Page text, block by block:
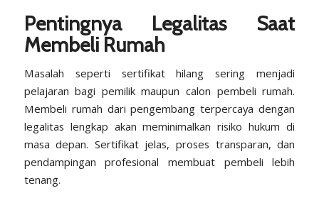
Pentingnya Legalitas Saat
Membeli Rumah
Masalah seperti sertifikat hilang sering menjadi
pelajaran bagi pemilik maupun calon pembeli rumah.
Membeli rumah dari pengembang terpercaya dengan
legalitas lengkap akan meminimalkan risiko hukum di
masa depan. Sertifikat jelas, proses transparan, dan
pendampingan profesional membuat pembeli lebih
tenang.